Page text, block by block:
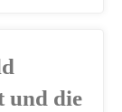
und die